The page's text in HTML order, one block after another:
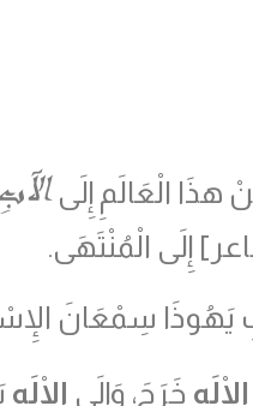
الْعَالَمِ إِلَى
إِلَى الْمُنْتَهَى.
يَهُوذَا سِمْعَانَ
الْإِلَهِ خَرَجَ، وَإِلَى الْإِلَهِ